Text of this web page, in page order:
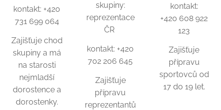
kontakt: +420
731 699 064
Zajišťuje chod
skupiny a má
na starosti
nejmladší
dorostence a
dorostenky.
skupiny:
reprezentace
ČR
kontakt: +420
702 206 645
Zajišťuje
přípravu
reprezentantů
kontakt:
+420 608 922
123
Zajišťuje
přípravu
sportovců od
17 do 19 let.